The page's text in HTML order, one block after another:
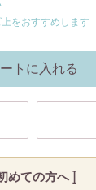
をおすすめします
トに入れる
めての方へ 〛